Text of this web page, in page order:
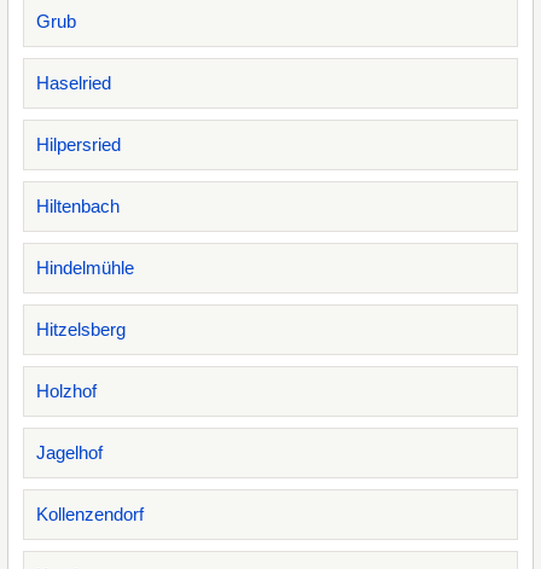
Grub
Haselried
Hilpersried
Hiltenbach
Hindelmühle
Hitzelsberg
Holzhof
Jagelhof
Kollenzendorf